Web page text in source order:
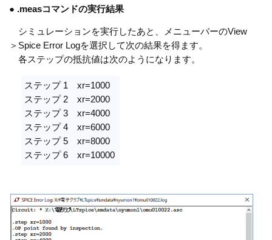
● .measコマンドの実行結果
シミュレーションを実行したあと、メニューバーのView
＞Spice Error Logを選択して次の結果を得ます。
各ステップの抵抗値は次のようになります。
ステップ 1 xr=1000
ステップ 2 xr=2000
ステップ 3 xr=4000
ステップ 4 xr=6000
ステップ 5 xr=8000
ステップ 6 xr=10000